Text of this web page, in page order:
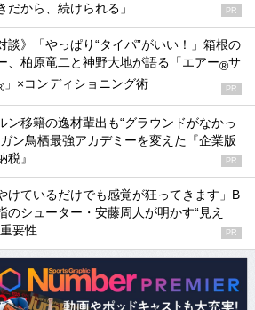
だから、続けられる」
PR
談》「やっぱり“タイパ”がいい！」箱根の
、柏原竜二と神野大地が語る「エアー®サ
」×コンディショニング術 PR
ン移籍の逸材輩出も“グラウンドがなかっ
ン鳥栖最強アカデミーを変えた『企業版
税』
PR
けているだけでも感覚が狂ってきます」B
のシューター・安藤周人が明かす“見え
要性
PR